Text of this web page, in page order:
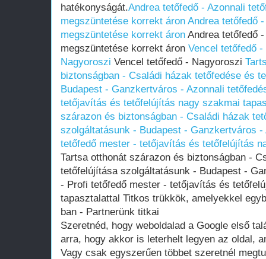
hatékonyságát.Andrea tetőfedő - Azonnali
megszüntetése korrekt áron Andrea tetőfedő
megszüntetése korrekt áron Andrea tetőfedő
megszüntetése korrekt áron Vencel tetőfedő
Nagyoroszi Vencel tetőfedő - Nagyoroszi
biztonságban - Családi házak tetőfedése és
Budapest - Ganzkertváros - Azonnali
tetőjavítás és tetőfelújítás nagy szakmai
szárazon és biztonságban - Családi házak
szolgáltatásunk - Budapest - Ganzkertváros
tetőfedő mester - tetőjavítás és tetőfelújítás
Tartsa otthonát szárazon és biztonságban -
tetőfelújítása szolgáltatásunk - Budapest -
- Profi tetőfedő mester - tetőjavítás és
tapasztalattal Titkos trükkök, amelyekkel
ban - Partnerünk titkai
Szeretnéd, hogy weboldalad a Google első
arra, hogy akkor is leterhelt legyen az oldal,
Vagy csak egyszerűen többet szeretnél